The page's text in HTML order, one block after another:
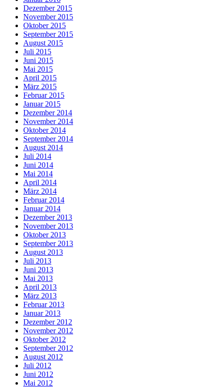
Dezember 2015
November 2015
Oktober 2015
September 2015
August 2015
Juli 2015
Juni 2015
Mai 2015
April 2015
März 2015
Februar 2015
Januar 2015
Dezember 2014
November 2014
Oktober 2014
September 2014
August 2014
Juli 2014
Juni 2014
Mai 2014
April 2014
März 2014
Februar 2014
Januar 2014
Dezember 2013
November 2013
Oktober 2013
September 2013
August 2013
Juli 2013
Juni 2013
Mai 2013
April 2013
März 2013
Februar 2013
Januar 2013
Dezember 2012
November 2012
Oktober 2012
September 2012
August 2012
Juli 2012
Juni 2012
Mai 2012